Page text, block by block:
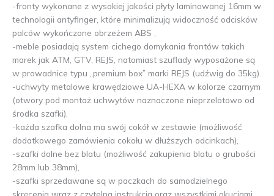
-fronty wykonane z wysokiej jakości płyty laminowanej 16mm w
technologii antyfinger, które minimalizują widoczność odcisków
palców wykończone obrzeżem ABS ,
-meble posiadają system cichego domykania frontów takich
marek jak ATM, GTV, REJS, natomiast szuflady wyposażone są
w prowadnice typu „premium box” marki REJS (udźwig do 35kg).
-uchwyty metalowe krawędziowe UA-HEXA w kolorze czarnym
(otwory pod montaż uchwytów naznaczone nieprzelotowo od
środka szafki),
-każda szafka dolna ma swój cokół w zestawie (możliwość
dodatkowego zamówienia cokołu w dłuższych odcinkach),
-szafki dolne bez blatu (możliwość zakupienia blatu o grubości
28mm lub 38mm),
-szafki sprzedawane są w paczkach do samodzielnego